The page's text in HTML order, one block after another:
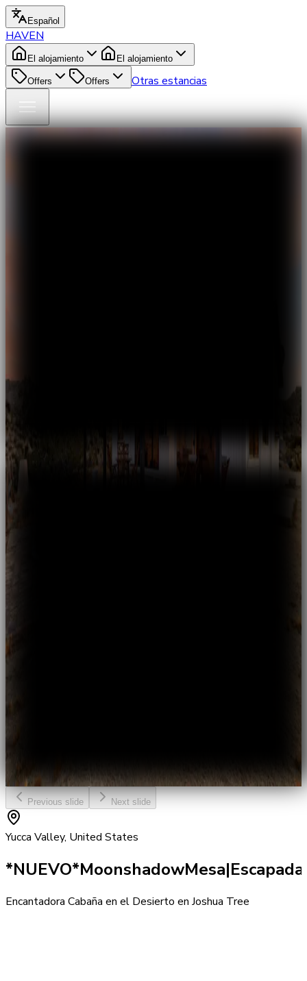
Español
HAVEN
El alojamiento El alojamiento
Offers Offers Otras estancias
Previous slide Next slide
Yucca Valley, United States
*NUEVO*MoonshadowMesa|Escapada
Encantadora Cabaña en el Desierto en Joshua Tree